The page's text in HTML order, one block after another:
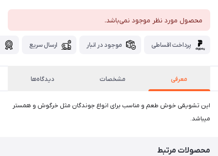
محصول مورد نظر موجود نمی‌باشد.
پرداخت اقساطی موجود در انبار ارسال سریع
معرفی مشخصات دیدگاه‌ها
این تشویقی خوش طعم و مناسب برای انواع جوندگان مثل خرگوش و همستر
میباشد.
محصولات مرتبط